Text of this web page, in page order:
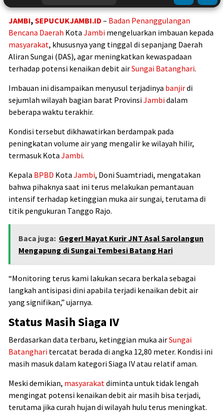
JAMBI, SEPUCUKJAMBI.ID – Badan Penanggulangan
Bencana Daerah Kota Jambi mengeluarkan imbauan kepada
masyarakat, khususnya yang tinggal di sepanjang Daerah
Aliran Sungai (DAS), agar meningkatkan kewaspadaan
terhadap potensi kenaikan debit airSungai Batanghari.
Imbauan ini disampaikan menyusul terjadinya banjirdi
sejumlah wilayah bagian barat ProvinsiJambidalam
beberapa waktu terakhir.
Kondisi tersebut dikhawatirkan berdampak pada
peningkatan volume air yang mengalir ke wilayah hilir,
termasuk Kota Jambi.
Kepala BPBD Kota Jambi, Doni Suamtriadi, mengatakan
bahwa pihaknya saat ini terus melakukan pemantauan
intensif terhadap ketinggian muka air sungai, terutama di
titik pengukuran Tanggo Rajo.
Baca juga: Geger! Mayat Kurir JNT Asal Sarolangun
Mengapung di Sungai Tembesi Batang Hari
“Monitoring terus kami lakukan secara berkala sebagai
langkah antisipasi dini apabila terjadi kenaikan debit air
yang signifikan,” ujarnya.
Status Masih Siaga IV
Berdasarkan data terbaru, ketinggian muka airSungai
Batanghari tercatat berada di angka 12,80 meter. Kondisi ini
masih masuk dalam kategori Siaga IV atau relatif aman.
Meski demikian, masyarakatdiminta untuk tidak lengah
mengingat potensi kenaikan debit air masih bisa terjadi,
terutama jika curah hujan di wilayah hulu terus meningkat.